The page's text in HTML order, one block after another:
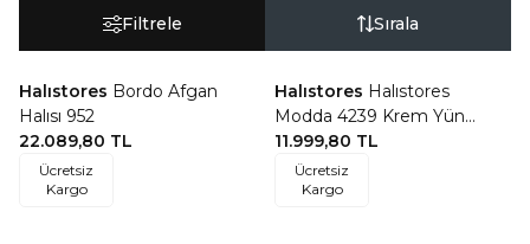
Filtrele Sırala
Favorilere Ekle
Halıstores Bordo Afgan
Halısı 952
22.089,80 TL
Ücretsiz
Kargo
Favorilere Ekle
Halıstores Halıstores
Modda 4239 Krem Yün
Tuşeli Akrilik Modern Saçaklı
Salon Halısı
11.999,80 TL
Ücretsiz
Kargo